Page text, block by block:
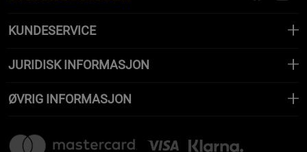
KUNDESERVICE
JURIDISK INFORMASJON
ØVRIG INFORMASJON